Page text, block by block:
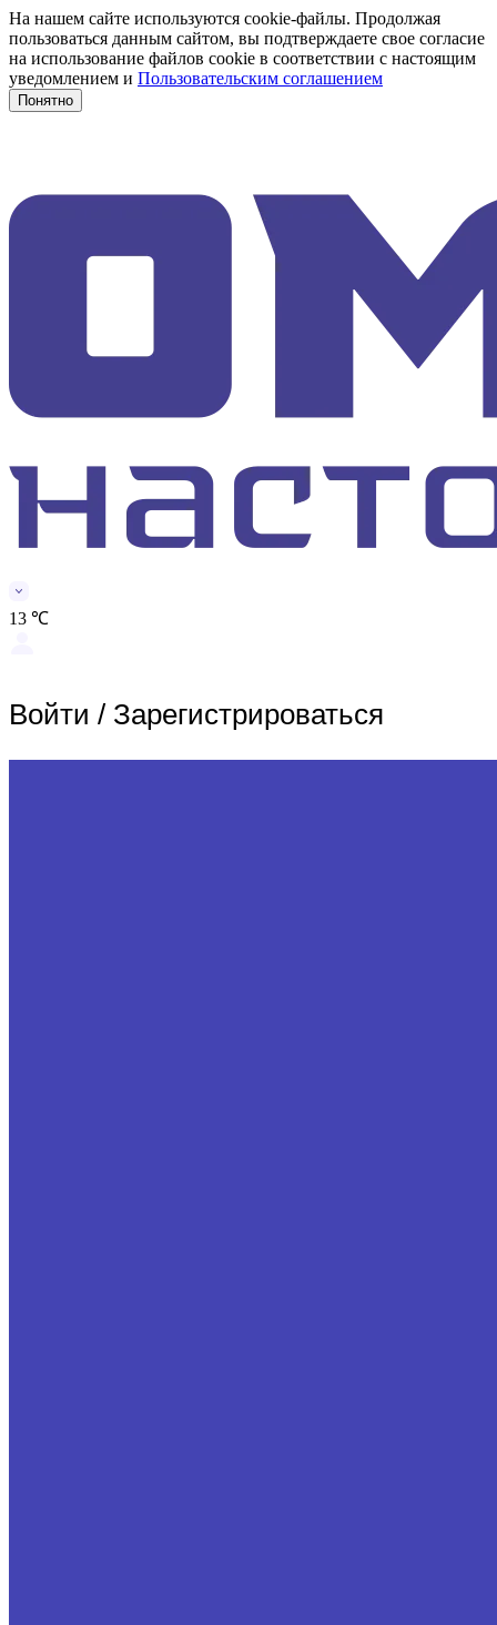
На нашем сайте используются cookie-файлы. Продолжая
пользоваться данным сайтом, вы подтверждаете свое согласие
на использование файлов cookie в соответствии с настоящим
уведомлением и Пользовательским соглашением
Понятно
13 ℃
Войти / Зарегистрироваться